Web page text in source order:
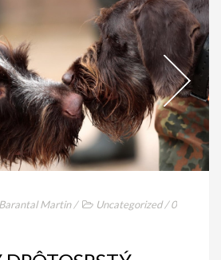
Barantal Martin/ Uncategorized/0